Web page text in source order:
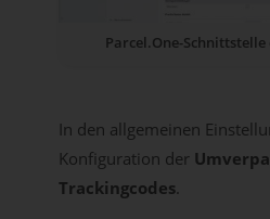
Parcel.One-
In den allgemeinen
Konfiguration der
Trackingcodes.